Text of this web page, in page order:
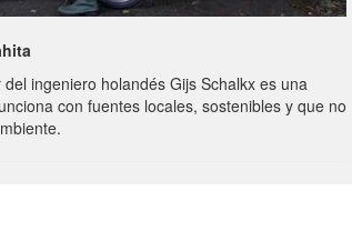
ingeniero holandés Gijs Schalkx es una
con fuentes locales, sostenibles y que no